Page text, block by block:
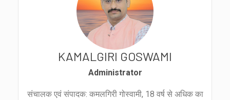
KAMALGIRI GOSWAMI
Administrator
संचालक एवं संपादक: कमलगिरी गोस्वामी, 18 वर्ष से अधिक का